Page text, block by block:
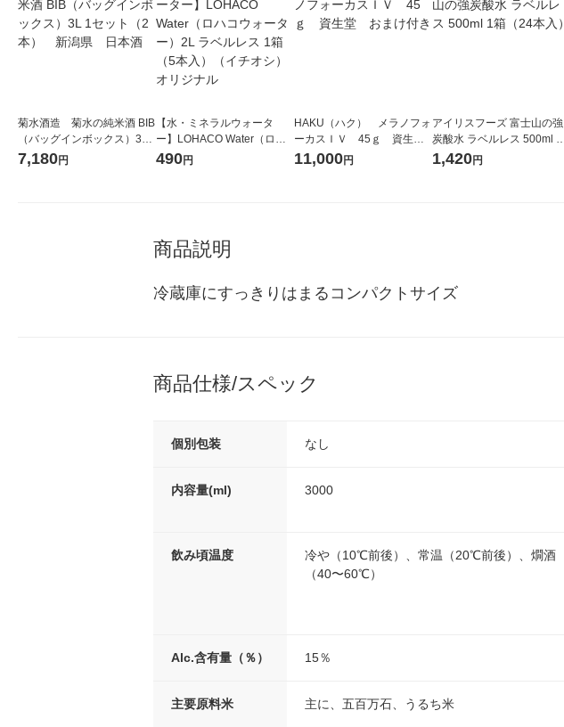
菊水酒造 菊水の純米酒 BIB
（バッグインボックス）3L
1セット（2本） 新潟県
7,180円
【水・ミネラルウォータ
ー】LOHACO Water（ロハ
コウォーター）2L ラベルレ
490円
HAKU（ハク） メラノフォ
ーカスＩＶ 45ｇ 資生
堂 おまけ付き
11,000円
アイリスフーズ 富士山の強
炭酸水 ラベルレス 500ml 1
箱（24本入）
1,420円
商品説明
冷蔵庫にすっきりはまるコンパクトサイズ
商品仕様/スペック
個別包装 なし
内容量(ml) 3000
飲み頃温度
冷や（10℃前後）、常温（20℃前後）、燗酒
（40〜60℃）
Alc.含有量（％） 15％
主要原料米 主に、五百万石、うるち米